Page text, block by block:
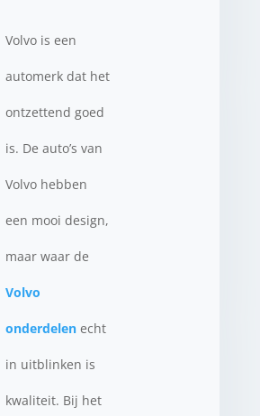
Volvo is een
automerk dat het
ontzettend goed
is. De auto’s van
Volvo hebben
een mooi design,
maar waar de
Volvo
onderdelenecht
in uitblinken is
kwaliteit. Bij het